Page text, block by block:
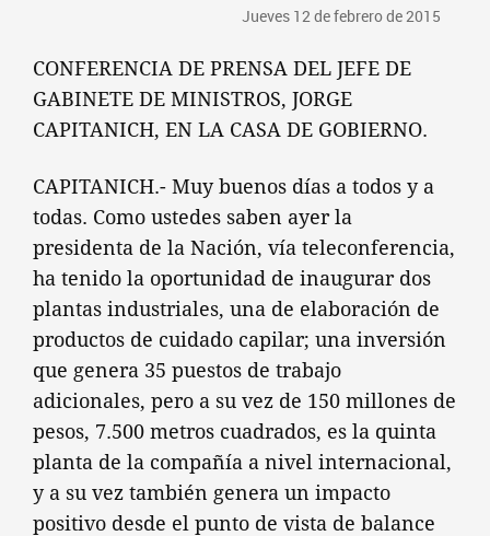
Jueves 12 de febrero de 2015
CONFERENCIA DE PRENSA DEL JEFE DE
GABINETE DE MINISTROS, JORGE
CAPITANICH, EN LA CASA DE GOBIERNO.
CAPITANICH.- Muy buenos días a todos y a
todas. Como ustedes saben ayer la
presidenta de la Nación, vía teleconferencia,
ha tenido la oportunidad de inaugurar dos
plantas industriales, una de elaboración de
productos de cuidado capilar; una inversión
que genera 35 puestos de trabajo
adicionales, pero a su vez de 150 millones de
pesos, 7.500 metros cuadrados, es la quinta
planta de la compañía a nivel internacional,
y a su vez también genera un impacto
positivo desde el punto de vista de balance